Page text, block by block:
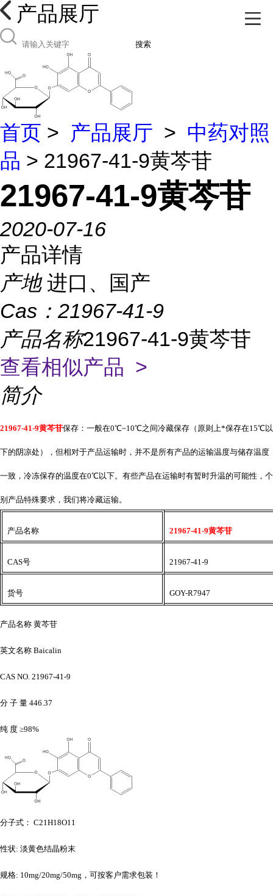
产品展厅
搜索
首页 > 产品展厅 > 中药对照
品 > 21967-41-9黄芩苷
21967-41-9黄芩苷
2020-07-16
产品详情
产地 进口、国产
Cas： 21967-41-9
产品名称21967-41-9黄芩苷
查看相似产品 >
简介
21967-41-9黄芩苷保存：一般在0℃~10℃之间冷藏保存（原则上*保存在15℃以
下的阴凉处），但相对于产品运输时，并不是所有产品的运输温度与储存温度
一致，冷冻保存的温度在0℃以下。有些产品在运输时有暂时升温的可能性，个
别产品特殊要求，我们将冷藏运输。
产品名称 21967-41-9黄芩苷
CAS号 21967-41-9
货号 GOY-R7947
产品名称 黄芩苷
英文名称 Baicalin
CAS NO. 21967-41-9
分 子 量 446.37
纯 度 ≥98%
分子式： C21H18O11
性状: 淡黄色结晶粉末
规格: 10mg/20mg/50mg，可按客户需求包装！